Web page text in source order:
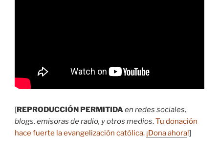
[REPRODUCCIÓN PERMITIDA en redes sociales,
blogs, emisoras de radio, y otros medios.Tu donación
hace fuerte la evangelización católica. ¡Dona ahora!]